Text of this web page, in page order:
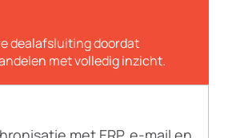
dealafsluiting doordat
met volledig inzicht.